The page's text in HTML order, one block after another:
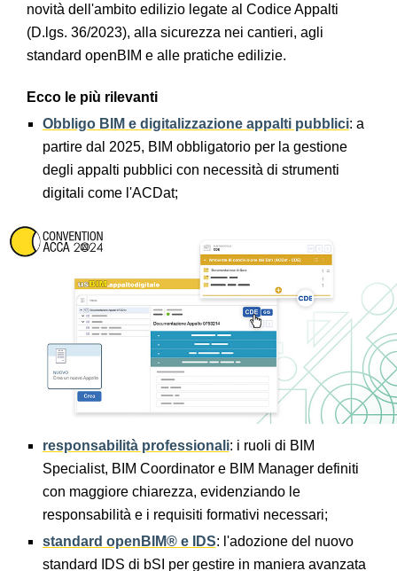
novità dell'ambito edilizio legate al Codice Appalti
(D.lgs. 36/2023), alla sicurezza nei cantieri, agli
standard openBIM e alle pratiche edilizie.
Ecco le più rilevanti
Obbligo BIM e digitalizzazione appalti pubblici: a
partire dal 2025, BIM obbligatorio per la gestione
degli appalti pubblici con necessità di strumenti
digitali come l'ACDat;
responsabilità professionali: i ruoli di BIM
Specialist, BIM Coordinator e BIM Manager definiti
con maggiore chiarezza, evidenziando le
responsabilità e i requisiti formativi necessari;
standard openBIM® e IDS: l'adozione del nuovo
standard IDS di bSI per gestire in maniera avanzata